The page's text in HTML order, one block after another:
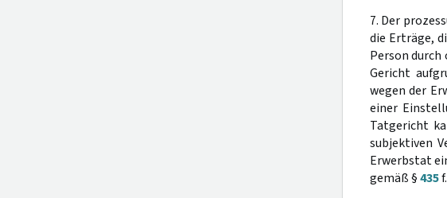
7. Der
die Erträge,
Person
Gericht
wegen der
einer
Tatgericht
subjektiven
Erwerbstat
gemäß §435